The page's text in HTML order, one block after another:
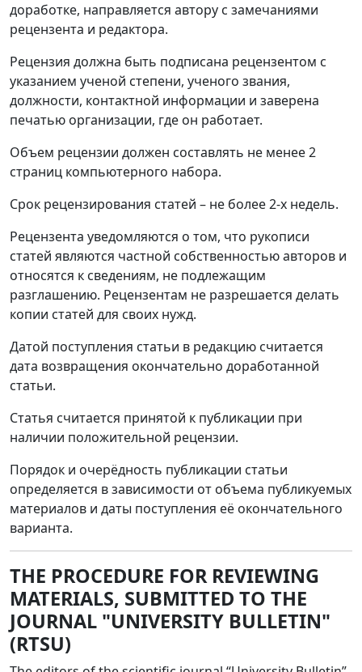
доработке, направляется автору с замечаниями
рецензента и редактора.
Рецензия должна быть подписана рецензентом с
указанием ученой степени, ученого звания,
должности, контактной информации и заверена
печатью организации, где он работает.
Объем рецензии должен составлять не менее 2
страниц компьютерного набора.
Срок рецензирования статей – не более 2-х недель.
Рецензента уведомляются о том, что рукописи
статей являются частной собственностью авторов и
относятся к сведениям, не подлежащим
разглашению. Рецензентам не разрешается делать
копии статей для своих нужд.
Датой поступления статьи в редакцию считается
дата возвращения окончательно доработанной
статьи.
Статья считается принятой к публикации при
наличии положительной рецензии.
Порядок и очерёдность публикации статьи
определяется в зависимости от объема публикуемых
материалов и даты поступления её окончательного
варианта.
THE PROCEDURE FOR REVIEWING
MATERIALS, SUBMITTED TO THE
JOURNAL "UNIVERSITY BULLETIN"
(RTSU)